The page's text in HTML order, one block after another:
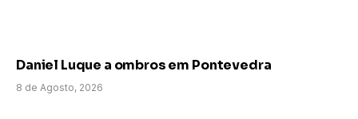
Daniel Luque a ombros em Pontevedra
8 de Agosto, 2026